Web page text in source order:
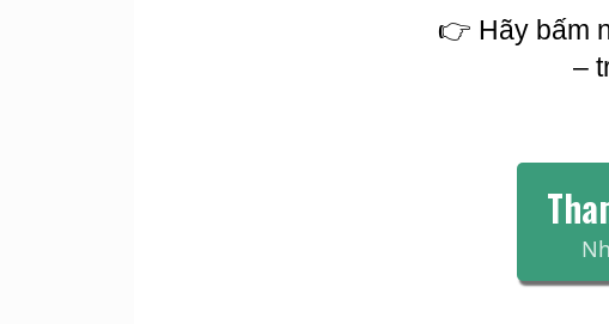
👉 Hãy bấm
–